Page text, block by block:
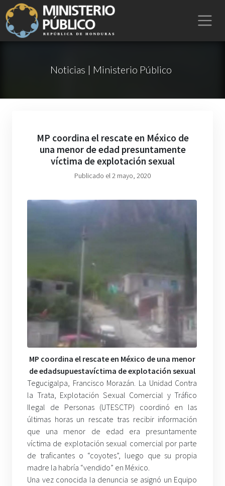
Noticias | Ministerio Público
MP coordina el rescate en México de
una menor de edad presuntamente
víctima de explotación sexual
Publicado el 2 mayo, 2020
MP coordina el rescateen México de una menor
deedadsupuestavíctima deexplotación sexual
Tegucigalpa, Francisco Morazán. La Unidad Contra
la Trata, Explotación Sexual Comercial y Tráfico
Ilegal de Personas (UTESCTP) coordinó en las
últimas horas un rescate tras recibir información
que una menor de edad era presuntamente
víctima de explotación sexual comercial por parte
de traficantes o “coyotes”, luego que su propia
madre la habría “vendido” en México.
Una vez conocida la denuncia se asignó un Equipo